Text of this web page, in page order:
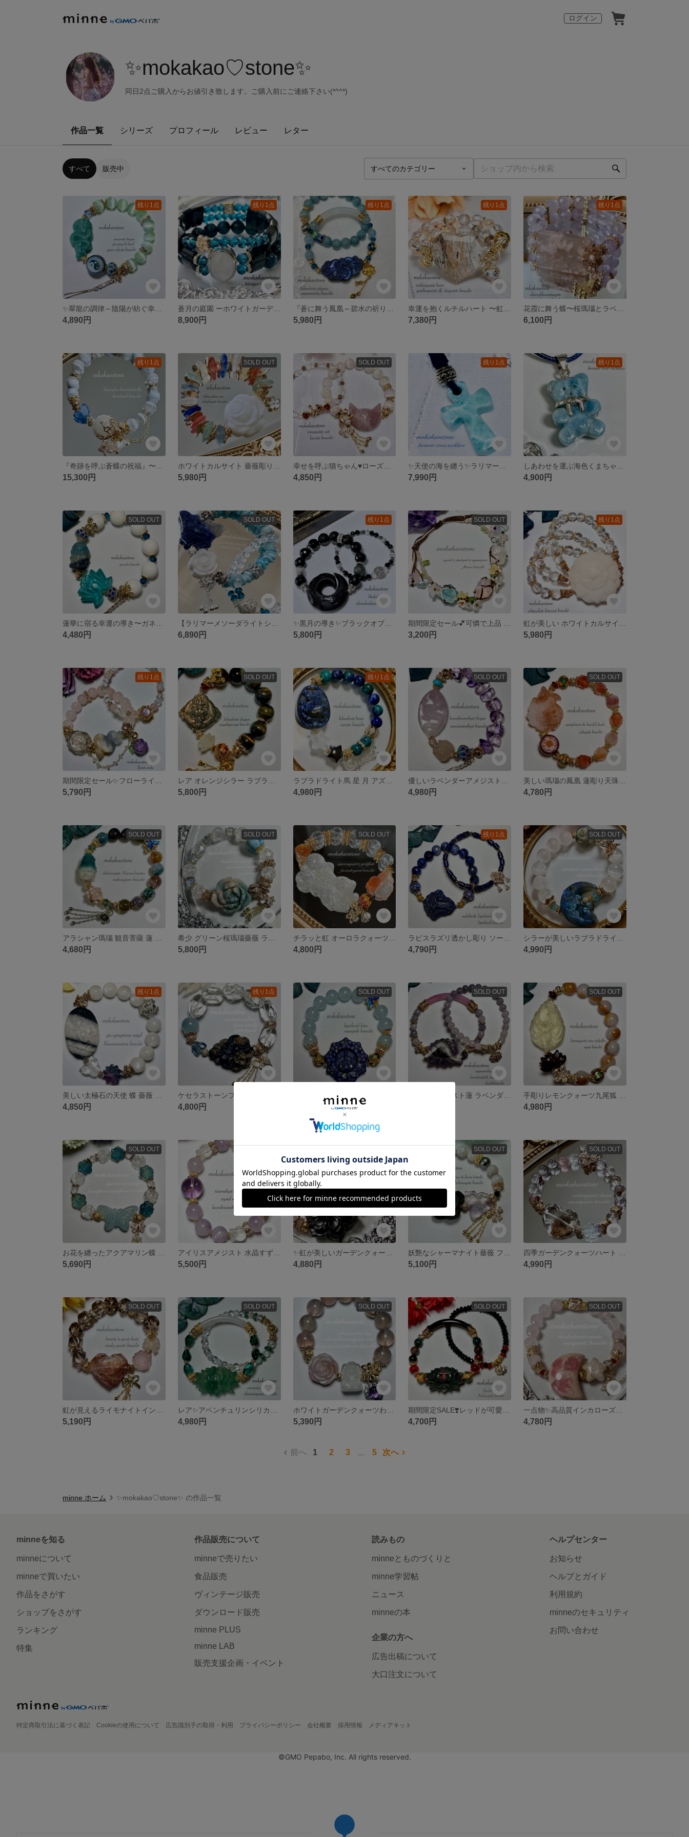
ログイン
✨mokakao♡stone✨
同日2点ご購入からお値引き致します。ご購入前にご連絡下さい(*^^*)
作品一覧 シリーズ プロフィール レビュー レター
すべて 販売中
残り1点
4,890円
残り1点
蒼月の庭園 ーホワイトガーデンが導く幸運のバングル
8,900円
残り1点
5,980円
残り1点
7,380円
残り1点
6,100円
残り1点
15,300円
SOLD OUT
5,980円
SOLD OUT
幸せを呼ぶ猫ちゃん♥ローズクォーツ猫✕キャッアイシラークンツァイト ダブルブレスレットセット
4,850円
残り1点
7,990円
残り1点
4,900円
SOLD OUT
4,480円
SOLD OUT
6,890円
残り1点
✨黒月の導き✨ブラックオブシディアン&シルバーオブシディアン ブレスレット オニキス テラヘルツ 瑠璃 細身ブレスレットの2wayブレスレット
5,800円
SOLD OUT
3,200円
残り1点
5,980円
残り1点
5,790円
SOLD OUT
5,800円
残り1点
ラブラドライト馬 星 月 アズライト上手くいくブレスレット
4,980円
SOLD OUT
4,980円
SOLD OUT
4,780円
SOLD OUT
4,680円
SOLD OUT
5,800円
SOLD OUT
4,800円
残り1点
4,790円
SOLD OUT
4,990円
残り1点
4,850円
残り1点
4,800円
SOLD OUT SOLD OUT SOLD OUT
4,980円
SOLD OUT
5,690円
アイリスアメジスト 水晶すずらん ラベンダーアメジストのブレスレット
5,500円 4,880円
SOLD OUT
5,100円
SOLD OUT
4,990円
SOLD OUT
5,190円
SOLD OUT
4,980円
SOLD OUT
5,390円
SOLD OUT
4,700円
SOLD OUT
4,780円
前へ 1 2 3 5 次へ
minne ホーム ✨mokakao♡stone✨ の作品一覧
minneを知る
minneについて
minneで買いたい
作品をさがす
ショップをさがす
ランキング
特集
作品販売について
minneで売りたい
食品販売
ヴィンテージ販売
ダウンロード販売
minne PLUS
minne LAB
販売支援企画・イベント
読みもの
minneとものづくりと
minne学習帖
ニュース
minneの本
企業の方へ
広告出稿について
大口注文について
ヘルプセンター
お知らせ
ヘルプとガイド
利用規約
minneのセキュリティ
お問い合わせ
特定商取引法に基づく表記 Cookieの使用について 広告識別子の取得・利用 プライバシーポリシー 会社概要 採用情報 メディアキット
©GMO Pepabo, Inc. All rights reserved.